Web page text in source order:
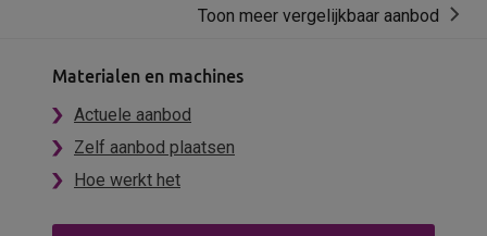
Toon meer vergelijkbaar aanbod
Materialen en machines
Actuele aanbod
Zelf aanbod plaatsen
Hoe werkt het